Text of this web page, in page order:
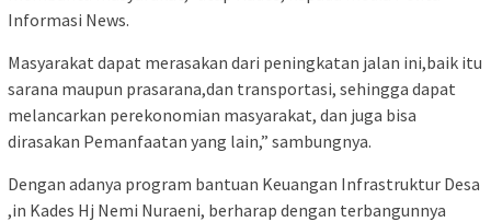
Informasi News.
Masyarakat dapat merasakan dari peningkatan jalan ini,baik itu
sarana maupun prasarana,dan transportasi, sehingga dapat
melancarkan perekonomian masyarakat, dan juga bisa
dirasakan Pemanfaatan yang lain,” sambungnya.
Dengan adanya program bantuan Keuangan Infrastruktur Desa
,in Kades Hj Nemi Nuraeni, berharap dengan terbangunnya